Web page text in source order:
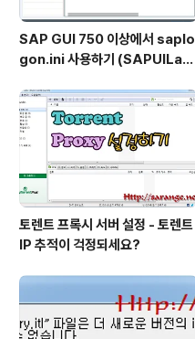
SAP GUI 750 이상에서 saplo
gon.ini 사용하기 (SAPUILan
토렌트 프록시 서버 설정 - 토렌트
IP 추적이 걱정되세요?